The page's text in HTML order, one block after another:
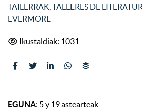
TAILERRAK TALLERES DE
EVERMORE
Ikustaldiak: 1031
EGUNA: 5 y 19 astearteak